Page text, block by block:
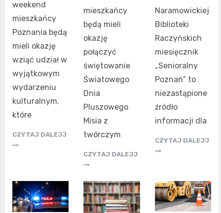
weekend
mieszkańcy
Poznania będą
mieli okazję
wziąć udział w
wyjątkowym
wydarzeniu
kulturalnym,
które
CZYTAJ DALEJJ
mieszkańcy
będą mieli
okazję
połączyć
świętowanie
Światowego
Dnia
Pluszowego
Misia z
twórczym
CZYTAJ DALEJJ
Naramowickiej
Biblioteki
Raczyńskich
miesięcznik
„Senioralny
Poznań” to
niezastąpione
źródło
informacji dla
CZYTAJ DALEJJ